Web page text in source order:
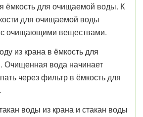
ёмкость для очищаемой воды. К
для очищаемой воды
с очищающими веществами.
из крана в ёмкость для
вода начинает
через фильтр в ёмкость для
воды из крана и стакан воды